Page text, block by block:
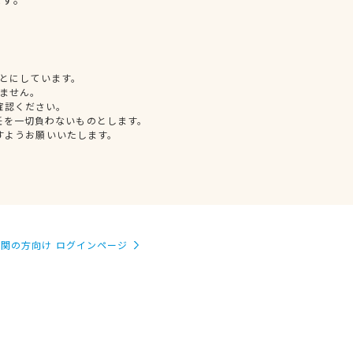
しています。
せん。
ください。
一切負わないものとします。
うお願いいたします。
の方向け ログインページ